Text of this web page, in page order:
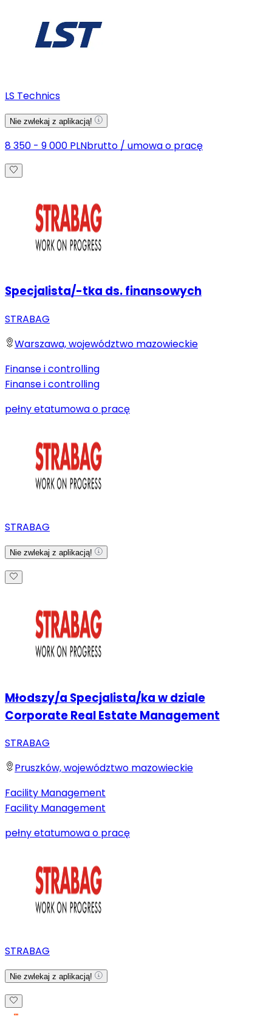
LS Technics
Nie zwlekaj z aplikacją!
8 350 - 9 000 PLNbrutto / umowa o pracę
Specjalista/-tka ds. finansowych
STRABAG
Warszawa, województwo mazowieckie
Finanse i controlling
Finanse i controlling
pełny etatumowa o pracę
STRABAG
Nie zwlekaj z aplikacją!
Młodszy/a Specjalista/ka w dziale
Corporate Real Estate Management
STRABAG
Pruszków, województwo mazowieckie
Facility Management
Facility Management
pełny etatumowa o pracę
STRABAG
Nie zwlekaj z aplikacją!